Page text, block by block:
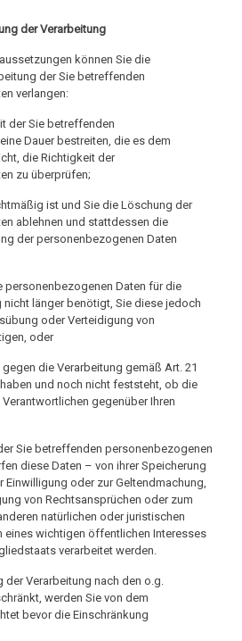
der Verarbeitung
können Sie die
der Sie betreffenden
verlangen:
der Sie betreffenden
Dauer bestreiten, die es dem
die Richtigkeit der
zu überprüfen;
ist und Sie die Löschung der
ablehnen und stattdessen die
der personenbezogenen Daten
personenbezogenen Daten für die
nicht länger benötigt, Sie diese jedoch
oder Verteidigung von
oder
die Verarbeitung gemäß Art. 21
und noch nicht feststeht, ob die
gegenüber Ihren
Sie betreffenden personenbezogenen
diese Daten – von ihrer Speicherung
Einwilligung oder zur Geltendmachung,
von Rechtsansprüchen oder zum
natürlichen oder juristischen
eines wichtigen öffentlichen Interesses
verarbeitet werden.
der Verarbeitung nach den o.g.
werden Sie von dem
bevor die Einschränkung